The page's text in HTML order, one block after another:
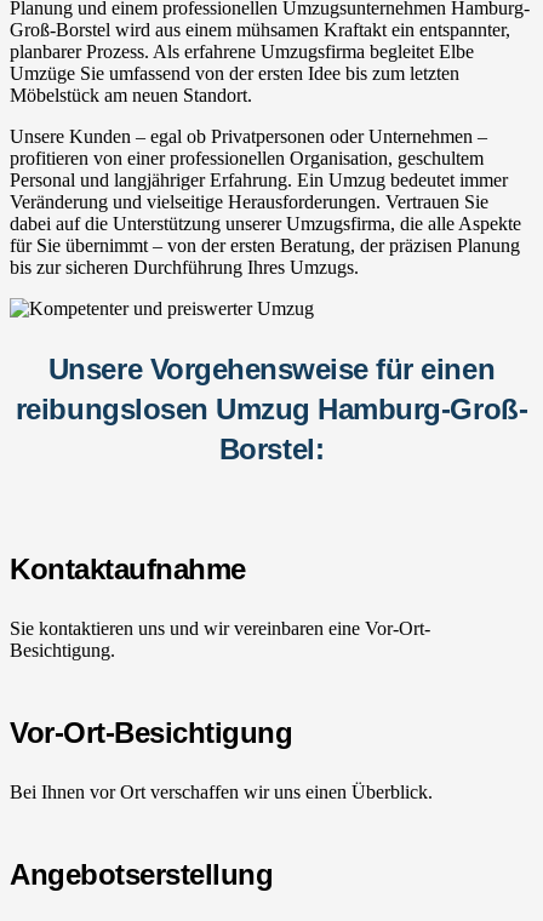
Planung und einem professionellen Umzugsunternehmen Hamburg-
Groß-Borstel wird aus einem mühsamen Kraftakt ein entspannter,
planbarer Prozess. Als erfahrene Umzugsfirma begleitet Elbe
Umzüge Sie umfassend von der ersten Idee bis zum letzten
Möbelstück am neuen Standort.
Unsere Kunden – egal ob Privatpersonen oder Unternehmen –
profitieren von einer professionellen Organisation, geschultem
Personal und langjähriger Erfahrung. Ein Umzug bedeutet immer
Veränderung und vielseitige Herausforderungen. Vertrauen Sie
dabei auf die Unterstützung unserer Umzugsfirma, die alle Aspekte
für Sie übernimmt – von der ersten Beratung, der präzisen Planung
bis zur sicheren Durchführung Ihres Umzugs.
Unsere Vorgehensweise für einen
reibungslosen Umzug Hamburg-Groß-
Borstel:
Kontaktaufnahme
Sie kontaktieren uns und wir vereinbaren eine Vor-Ort-
Besichtigung.
Vor-Ort-Besichtigung
Bei Ihnen vor Ort verschaffen wir uns einen Überblick.
Angebotserstellung